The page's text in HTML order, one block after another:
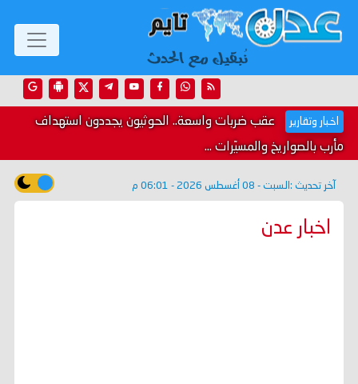
اخبار وتقارير عقب ضربات واسعة.. الحوثيون يجددون استهداف
مأرب بالصواريخ والمسيّرات ...
آخر تحديث : السبت - 08 أغسطس 2026 - 06:01 م
اخبار عدن